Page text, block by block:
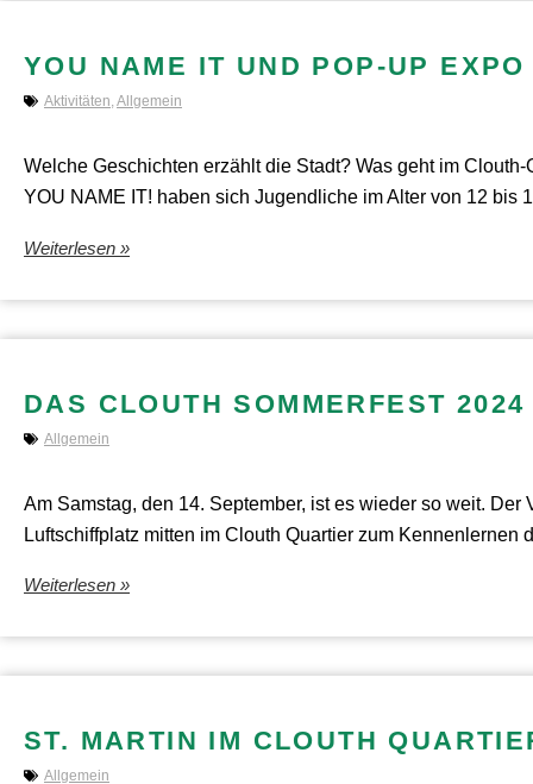
YOU NAME IT UND POP-UP EXPO
Aktivitäten, Allgemein
Welche Geschichten erzählt die Stadt? Was geht im
YOU NAME IT! haben sich Jugendliche im Alter von 12 bis
Weiterlesen »
DAS CLOUTH SOMMERFEST 2024
Allgemein
Am Samstag, den 14. September, ist es wieder so weit.
Luftschiffplatz mitten im Clouth Quartier zum
Weiterlesen »
ST. MARTIN IM CLOUTH
Allgemein